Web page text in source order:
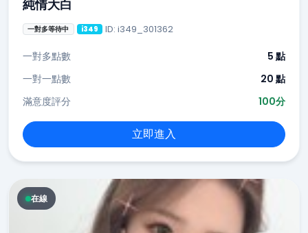
純情大白
一對多等待中 i349 ID: i349_301362
一對多點數
5 點
一對一點數
20 點
滿意度評分
100分
立即進入
在線